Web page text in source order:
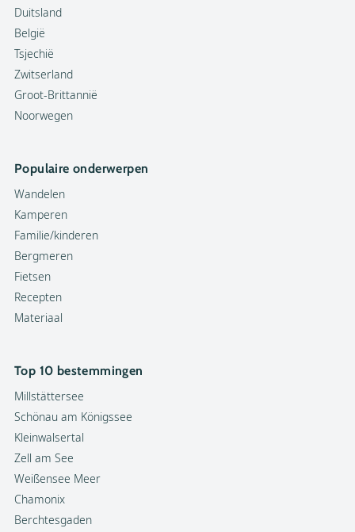
Duitsland
België
Tsjechië
Zwitserland
Groot-Brittannië
Noorwegen
Populaire onderwerpen
Wandelen
Kamperen
Familie/kinderen
Bergmeren
Fietsen
Recepten
Materiaal
Top 10 bestemmingen
Millstättersee
Schönau am Königssee
Kleinwalsertal
Zell am See
Weißensee Meer
Chamonix
Berchtesgaden